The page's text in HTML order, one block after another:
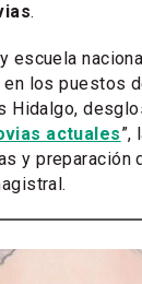
.
escuela
los puestos
Hidalgo,
actuales”,
y preparación